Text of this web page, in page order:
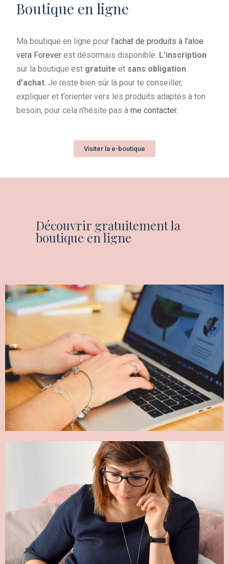
cosmétique à l'aloe vera
à Limoges et Peyrat-de-
Bellac
Boutique en ligne
Ma boutique en ligne pour l’achat de produits à l’aloe
vera Forever est désormais disponible. L’inscription
sur la boutique est gratuite et sans obligation
d’achat . Je reste bien sûr là pour te conseiller,
expliquer et t’orienter vers les produits adaptés à ton
besoin, pour cela n’hésite pas àme contacter.
Visiter la e-boutique
Découvrir gratuitement la
boutique en ligne